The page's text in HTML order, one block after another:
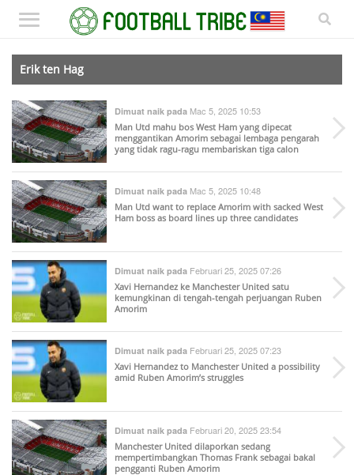
Erik ten Hag
Dimuat naik pada Mac 5, 2025 10:53
Man Utd mahu bos West Ham yang dipecat
menggantikan Amorim sebagai lembaga pengarah
yang tidak ragu-ragu membariskan tiga calon
Dimuat naik pada Mac 5, 2025 10:48
Man Utd want to replace Amorim with sacked West
Ham boss as board lines up three candidates
Dimuat naik pada Februari 25, 2025 07:26
Xavi Hernandez ke Manchester United satu
kemungkinan di tengah-tengah perjuangan Ruben
Amorim
Dimuat naik pada Februari 25, 2025 07:23
Xavi Hernandez to Manchester United a possibility
amid Ruben Amorim’s struggles
Dimuat naik pada Februari 20, 2025 23:54
Manchester United dilaporkan sedang
mempertimbangkan Thomas Frank sebagai bakal
pengganti Ruben Amorim